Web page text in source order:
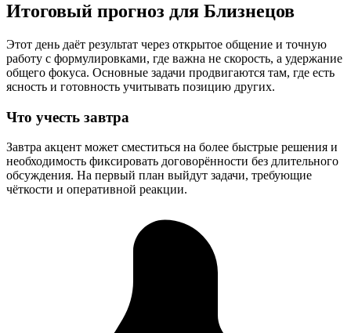
Итоговый прогноз для Близнецов
Этот день даёт результат через открытое общение и точную
работу с формулировками, где важна не скорость, а удержание
общего фокуса. Основные задачи продвигаются там, где есть
ясность и готовность учитывать позицию других.
Что учесть завтра
Завтра акцент может сместиться на более быстрые решения и
необходимость фиксировать договорённости без длительного
обсуждения. На первый план выйдут задачи, требующие
чёткости и оперативной реакции.